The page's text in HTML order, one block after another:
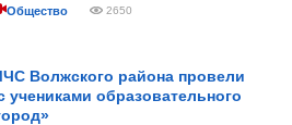
Общество 2650
Волжского района провели
учениками образовательного